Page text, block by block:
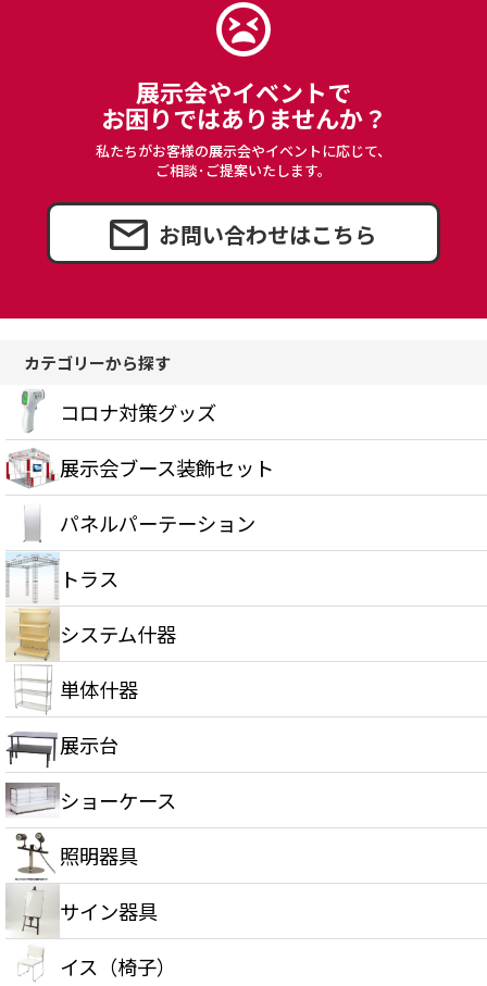
展示会やイベントで
お困りではありませんか？
私たちがお客様の展示会やイベントに応じて、
ご相談･ご提案いたします。
お問い合わせはこちら
カテゴリーから探す
コロナ対策グッズ
展示会ブース装飾セット
パネルパーテーション
トラス
システム什器
単体什器
展示台
ショーケース
照明器具
サイン器具
イス（椅子）